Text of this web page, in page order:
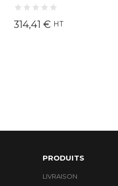
314,41 € HT
PRODUITS
LIVRAISON